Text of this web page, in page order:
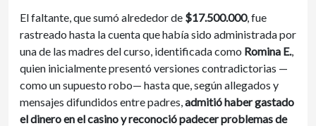
El faltante, que sumó alrededor de $17.500.000, fue
rastreado hasta la cuenta que había sido administrada por
una de las madres del curso, identificada como Romina E.,
quien inicialmente presentó versiones contradictorias —
como un supuesto robo— hasta que, según allegados y
mensajes difundidos entre padres,admitió haber gastado
el dinero en el casino y reconoció padecer problemas de